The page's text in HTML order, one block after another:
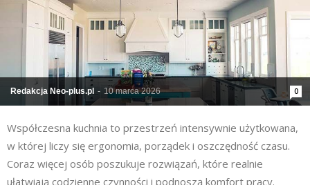
Redakcja Neo-plus.pl - 10 marca 2026 0
Współczesna kuchnia to przestrzeń intensywnie użytkowana,
w której liczy się ergonomia, porządek i oszczędność czasu.
Coraz więcej osób poszukuje rozwiązań, które realnie
ułatwiają codzienne czynności i podnoszą komfort pracy.